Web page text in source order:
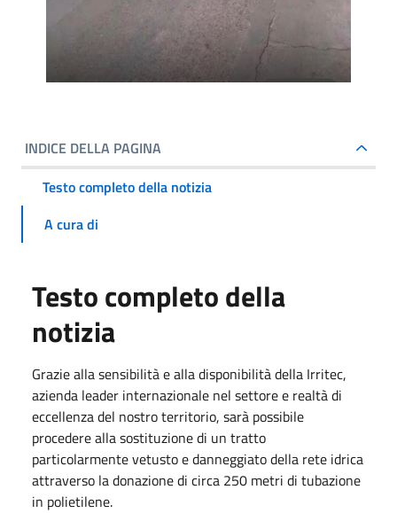
INDICE DELLA PAGINA
Testo completo della notizia
A cura di
Testo completo della
notizia
Grazie alla sensibilità e alla disponibilità della Irritec,
azienda leader internazionale nel settore e realtà di
eccellenza del nostro territorio, sarà possibile
procedere alla sostituzione di un tratto
particolarmente vetusto e danneggiato della rete idrica
attraverso la donazione di circa 250 metri di tubazione
in polietilene.